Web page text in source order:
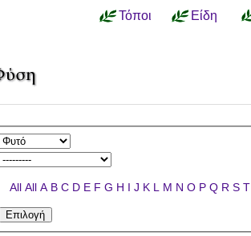
Τόποι Είδη
All All A B C D E F G H I J K L M N O P Q R S T